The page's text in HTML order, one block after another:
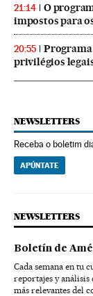
21:14
O
impostos para
20:55
privilégios
NEWSLETTERS
Receba o boletim
APÚNTATE
NEWSLETTERS
Boletín de
Cada semana en tu
reportajes y análisis
más relevantes del